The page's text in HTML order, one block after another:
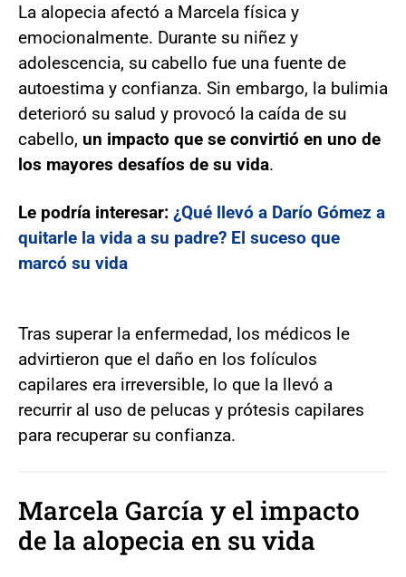
La alopecia afectó a Marcela física y
emocionalmente. Durante su niñez y
adolescencia, su cabello fue una fuente de
autoestima y confianza. Sin embargo, la bulimia
deterioró su salud y provocó la caída de su
cabello, un impacto que se convirtió en uno de
los mayores desafíos de su vida.
Le podría interesar: ¿Qué llevó a Darío Gómez a
quitarle la vida a su padre? El suceso que
marcó su vida
Tras superar la enfermedad, los médicos le
advirtieron que el daño en los folículos
capilares era irreversible, lo que la llevó a
recurrir al uso de pelucas y prótesis capilares
para recuperar su confianza.
Marcela García y el impacto
de la alopecia en su vida